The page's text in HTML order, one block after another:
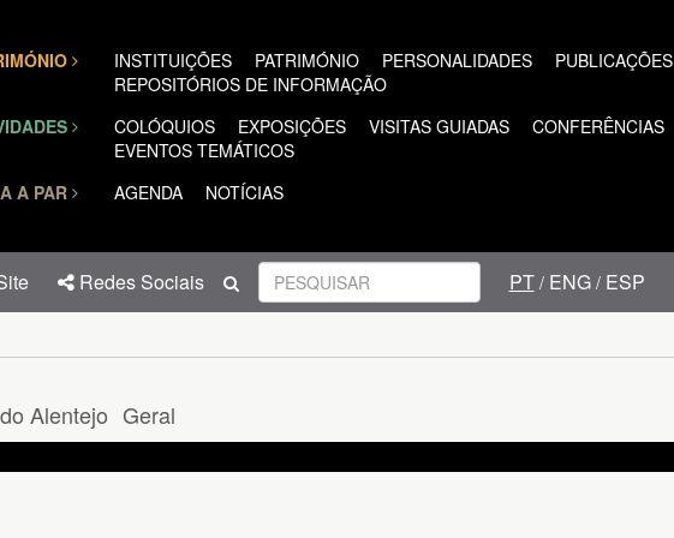
INSTITUIÇÕES PATRIMÓNIO PERSONALIDADES
PUBLICAÇÕES
REPOSITÓRIOS DE INFORMAÇÃO
COLÓQUIOS EXPOSIÇÕES VISITAS GUIADAS CONFERÊNCIAS
EVENTOS TEMÁTICOS
A PAR
AGENDA NOTÍCIAS
Redes Sociais PT/ ENG/ ESP
Alentejo Geral